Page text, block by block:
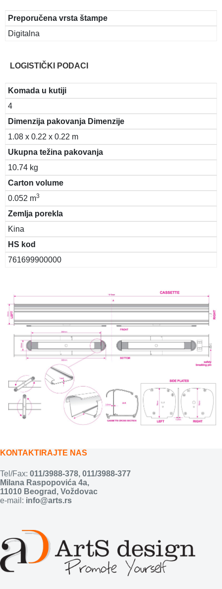
Preporučena vrsta štampe
Digitalna
LOGISTIČKI PODACI
Komada u kutiji
4
Dimenzija pakovanja Dimenzije
1.08 x 0.22 x 0.22 m
Ukupna težina pakovanja
10.74 kg
Carton volume
0.052 m3
Zemlja porekla
Kina
HS kod
761699900000
KONTAKTIRAJTE NAS
Tel/Fax: 011/3988-378, 011/3988-377
Milana Raspopovića 4a,
11010 Beograd, Voždovac
e-mail: info@arts.rs